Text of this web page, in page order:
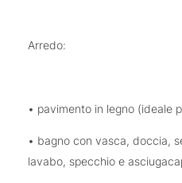
Arredo:
• pavimento in legno (ideale
• bagno con vasca, doccia,
lavabo, specchio e